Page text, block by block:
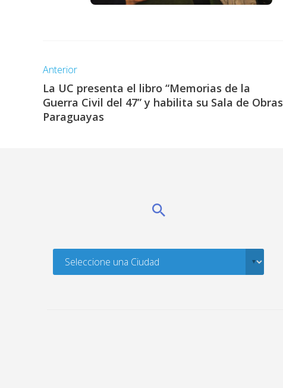
Anterior
La UC presenta el libro “Memorias de la
Guerra Civil del 47” y habilita su Sala de Obras
Paraguayas